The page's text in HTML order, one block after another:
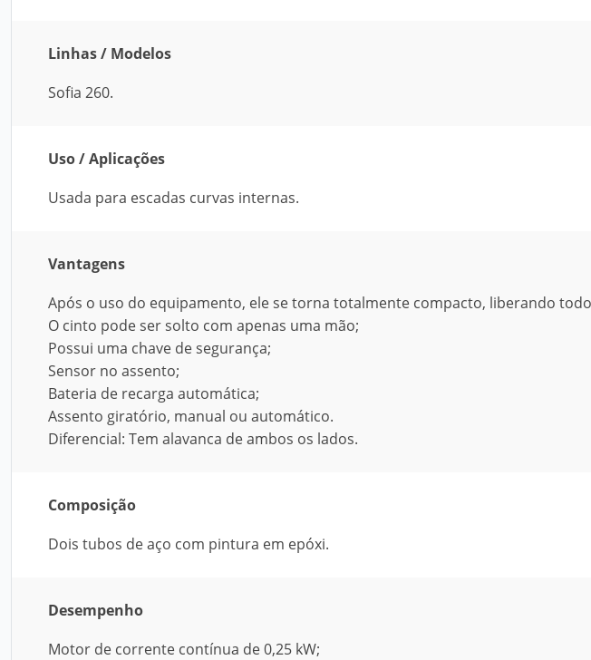
Linhas / Modelos
Sofia 260.
Uso / Aplicações
Usada para escadas curvas internas.
Vantagens
Após o uso do equipamento, ele se torna totalmente compacto, liberando
O cinto pode ser solto com apenas uma mão;
Possui uma chave de segurança;
Sensor no assento;
Bateria de recarga automática;
Assento giratório, manual ou automático.
Diferencial: Tem alavanca de ambos os lados.
Composição
Dois tubos de aço com pintura em epóxi.
Desempenho
Motor de corrente contínua de 0,25 kW;